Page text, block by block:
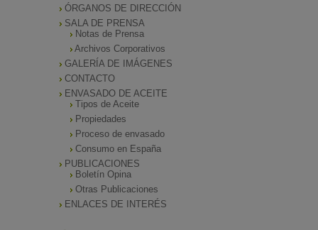
ÓRGANOS DE DIRECCIÓN
SALA DE PRENSA
Notas de Prensa
Archivos Corporativos
GALERÍA DE IMÁGENES
CONTACTO
ENVASADO DE ACEITE
Tipos de Aceite
Propiedades
Proceso de envasado
Consumo en España
PUBLICACIONES
Boletín Opina
Otras Publicaciones
ENLACES DE INTERÉS